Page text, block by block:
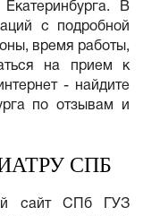
В
с подробной
время работы,
на прием к
- найдите
по отзывам и
СПБ
сайт СПб ГУЗ